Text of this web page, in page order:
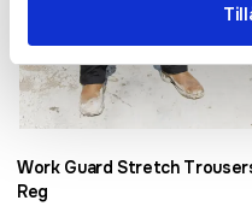
Work Guard Stretch
Reg